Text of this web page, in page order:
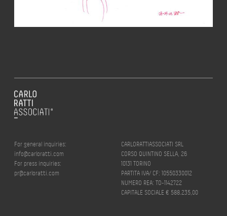
For general inquiries:
info@carloratti.com
For press inquiries:
pr@carloratti.com
CARLORATTIASSOCIATI SRL
CORSO QUINTINO SELLA, 26
10131 TORINO
PARTITA IVA/ CF: 10550330012
NUMERO REA: TO-1142722
CAPITALE SOCIALE € 588.235,00